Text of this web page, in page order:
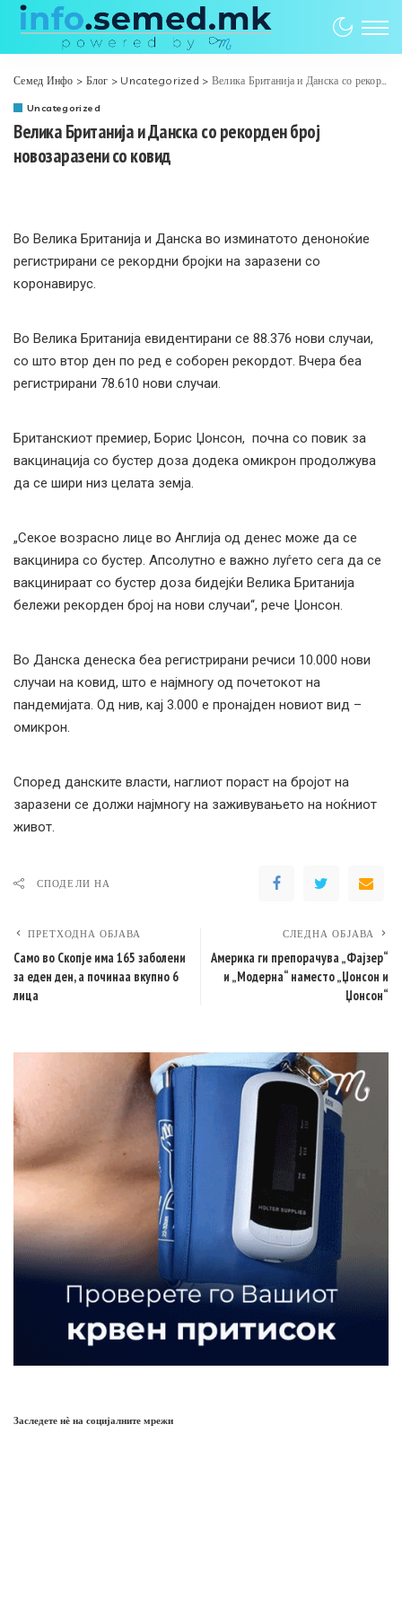
Семед Инфо > Блог > Uncategorized > Велика Британија и Данска со рекорден број новозаразени со ковид
Uncategorized
Велика Британија и Данска со рекорден број
новозаразени со ковид
Во Велика Британија и Данска во изминатото деноноќие
регистрирани се рекордни бројки на заразени со
коронавирус.
Во Велика Британија евидентирани се 88.376 нови случаи,
со што втор ден по ред е соборен рекордот. Вчера беа
регистрирани 78.610 нови случаи.
Британскиот премиер, Борис Џонсон, почна со повик за
вакцинација со бустер доза додека омикрон продолжува
да се шири низ целата земја.
„Секое возрасно лице во Англија од денес може да се
вакцинира со бустер. Апсолутно е важно луѓето сега да се
вакцинираат со бустер доза бидејќи Велика Британија
бележи рекорден број на нови случаи“, рече Џонсон.
Во Данска денеска беа регистрирани речиси 10.000 нови
случаи на ковид, што е најмногу од почетокот на
пандемијата. Од нив, кај 3.000 е пронајден новиот вид –
омикрон.
Според данските власти, наглиот пораст на бројот на
заразени се должи најмногу на заживувањето на ноќниот
живот.
СПОДЕЛИ НА
ПРЕТХОДНА ОБЈАВА
Само во Скопје има 165 заболени
за еден ден, а починаа вкупно 6
лица
СЛЕДНА ОБЈАВА
Америка ги препорачува „Фајзер“
и „Модерна“ наместо „Џонсон и
Џонсон“
Заследете нѐ на социјалните мрежи